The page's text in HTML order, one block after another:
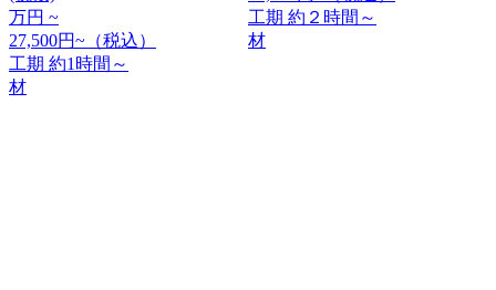
万円 ~
27,500円~（税込）
工期 約1時間～
材
工期 約２時間～
材